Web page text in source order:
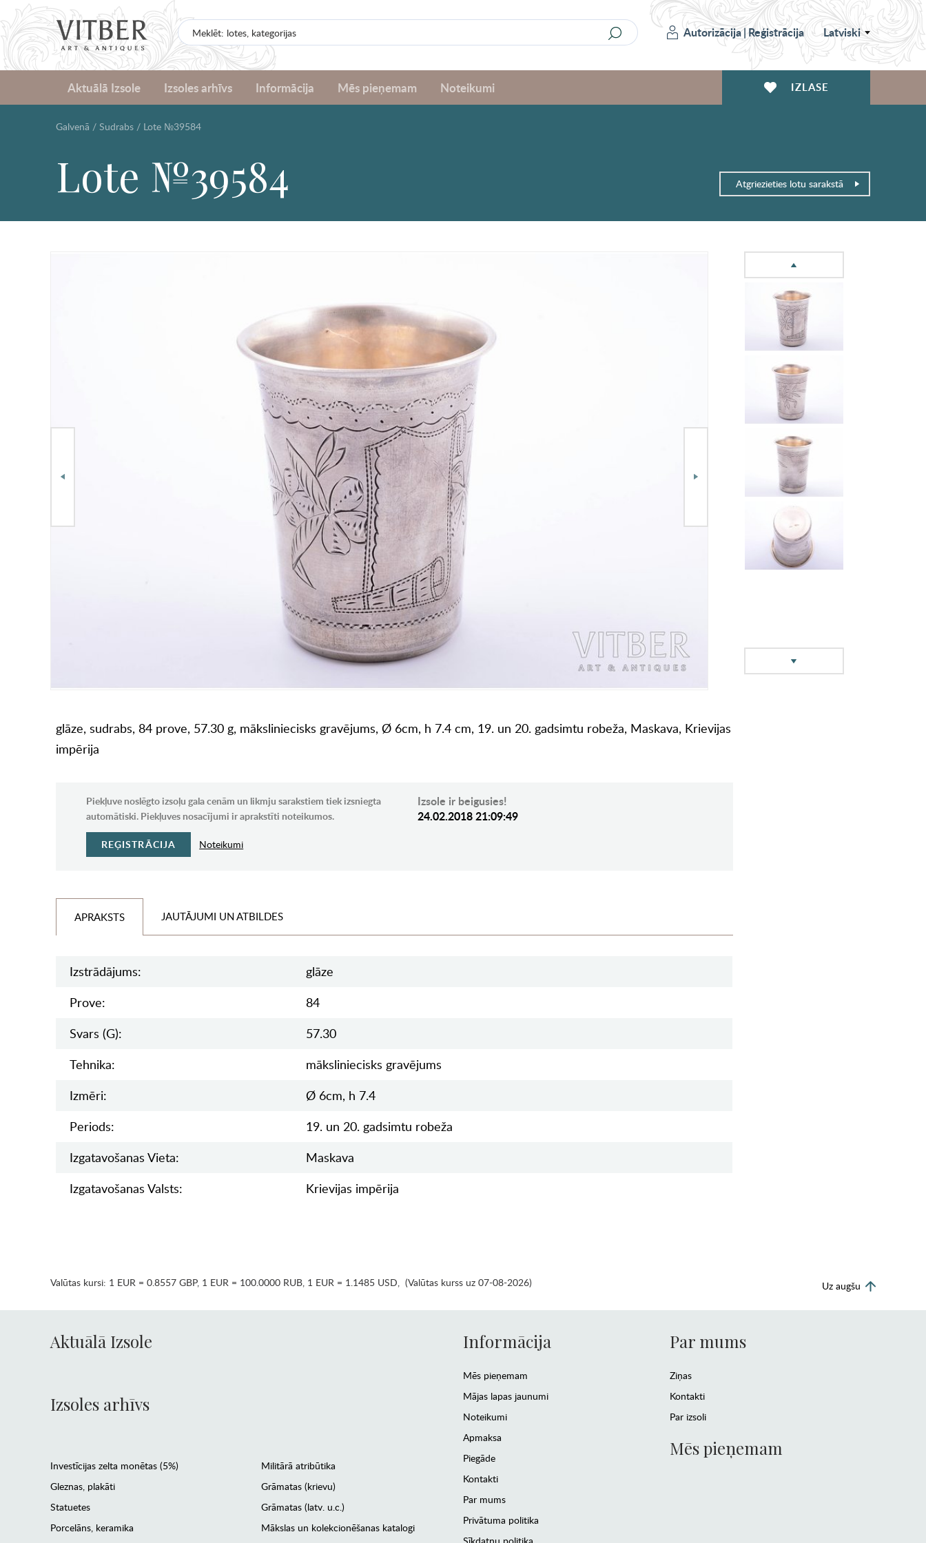
Autorizācija|Reģistrācija Latviski
Aktuālā Izsole Izsoles arhīvs Informācija Mēs pieņemam Noteikumi IZLASE
Galvenā / Sudrabs / Lote №39584
Lote №39584 Atgriezieties lotu sarakstā
glāze, sudrabs, 84 prove, 57.30 g, māksliniecisks gravējums, Ø 6cm, h 7.4 cm, 19. un 20. gadsimtu robeža, Maskava, Krievijas
impērija
Piekļuve noslēgto izsoļu gala cenām un likmju sarakstiem tiek izsniegta
automātiski. Piekļuves nosacījumi ir aprakstīti noteikumos.
REĢISTRĀCIJA Noteikumi
Izsole ir beigusies!
24.02.2018 21:09:49
APRAKSTS JAUTĀJUMI UN ATBILDES
Izstrādājums:
glāze
Prove:
84
Svars (g):
57.30
Tehnika:
māksliniecisks gravējums
Izmēri:
Ø 6cm, h 7.4
Periods:
19. un 20. gadsimtu robeža
Izgatavošanas Vieta:
Maskava
Izgatavošanas Valsts:
Krievijas impērija
Valūtas kursi: 1 EUR = 0.8557 GBP, 1 EUR = 100.0000 RUB, 1 EUR = 1.1485 USD, (Valūtas kurss uz 07-08-2026) Uz augšu
Aktuālā Izsole
Izsoles arhīvs
Investīcijas zelta monētas (5%)
Gleznas, plakāti
Statuetes
Porcelāns, keramika
Militārā atribūtika
Grāmatas (krievu)
Grāmatas (latv. u.c.)
Mākslas un kolekcionēšanas katalogi
Informācija
Mēs pieņemam
Mājas lapas jaunumi
Noteikumi
Apmaksa
Piegāde
Kontakti
Par mums
Privātuma politika
Par mums
Ziņas
Kontakti
Par izsoli
Mēs pieņemam